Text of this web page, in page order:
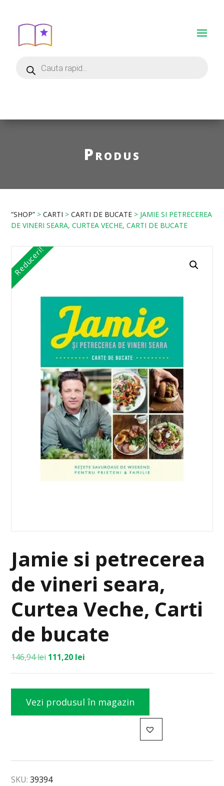
Produs
”SHOP” >CARTI >CARTI DE BUCATE > JAMIE SI PETRECEREA
DE VINERI SEARA, CURTEA VECHE, CARTI DE BUCATE
Reduceri!
Jamie si petrecerea
de vineri seara,
Curtea Veche, Carti
de bucate
146,94lei 111,20 lei
Vezi produsul în magazin
SKU:39394